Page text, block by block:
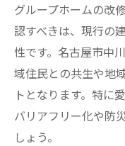
グループホームの改
認すべきは、現行の
性です。名古屋市中
域住民との共生や地
トとなります。特に
バリアフリー化や防
しょう。